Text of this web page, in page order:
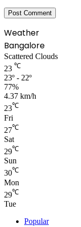
Weather
Bangalore
Scattered Clouds
23 ℃
23º - 22º
77%
4.37 km/h
23℃
Fri
27℃
Sat
29℃
Sun
30℃
Mon
29℃
Tue
Popular